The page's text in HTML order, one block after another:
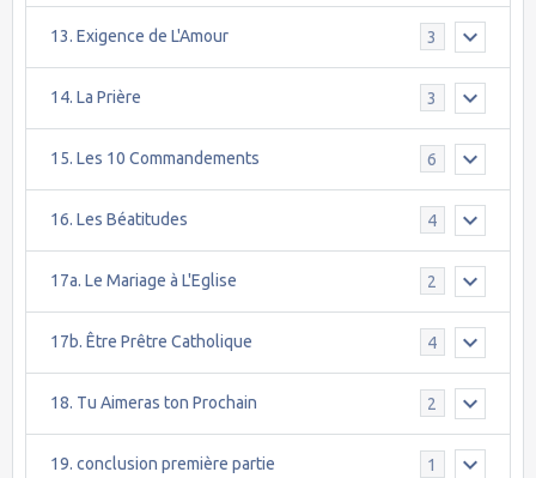
13. Exigence de L'Amour 3
14. La Prière 3
15. Les 10 Commandements 6
16. Les Béatitudes 4
17a. Le Mariage à L'Eglise 2
17b. Être Prêtre Catholique 4
18. Tu Aimeras ton Prochain 2
19. conclusion première partie 1